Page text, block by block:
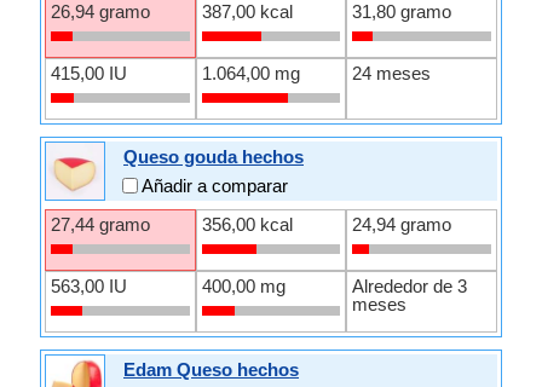
26,94 gramo
387,00 kcal 31,80 gramo
415,00 IU 1.064,00 mg 24 meses
Queso gouda hechos
Añadir a comparar
27,44 gramo
356,00 kcal 24,94 gramo
563,00 IU 400,00 mg
Alrededor de 3
meses
Edam Queso hechos